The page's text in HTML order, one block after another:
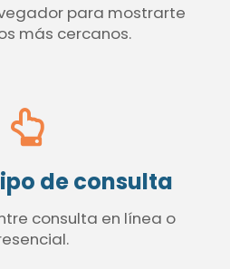
para mostrarte
más cercanos.
de consulta
consulta en línea o